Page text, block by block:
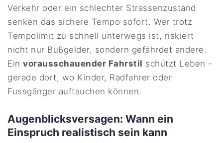
Verkehr oder ein schlechter Strassenzustand
senken das sichere Tempo sofort. Wer trotz
Tempolimit zu schnell unterwegs ist, riskiert
nicht nur Bußgelder, sondern gefährdet andere.
Einvorausschauender Fahrstil schützt Leben -
gerade dort, wo Kinder, Radfahrer oder
Fussgänger auftauchen können.
Augenblicksversagen: Wann ein
Einspruch realistisch sein kann